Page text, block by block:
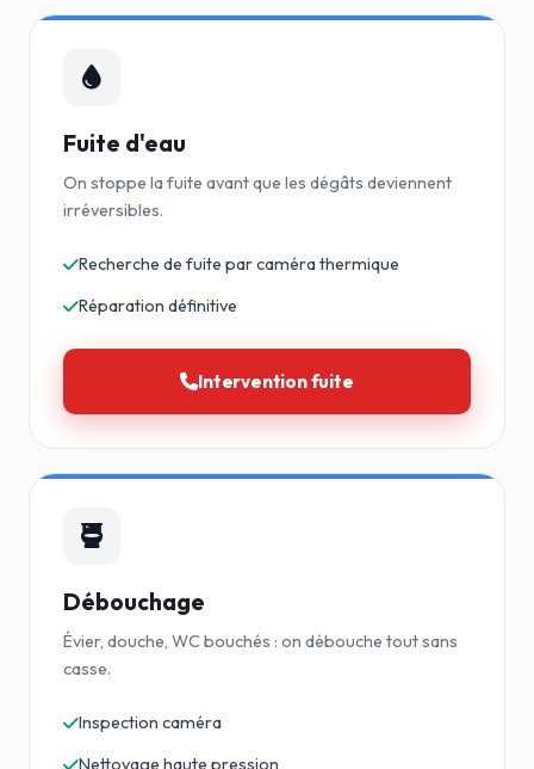
Fuite d'eau
On stoppe la fuite avant que les dégâts deviennent
irréversibles.
Recherche de fuite par caméra thermique
Réparation définitive
Intervention fuite
Débouchage
Évier, douche, WC bouchés : on débouche tout sans
casse.
Inspection caméra
Nettoyage haute pression